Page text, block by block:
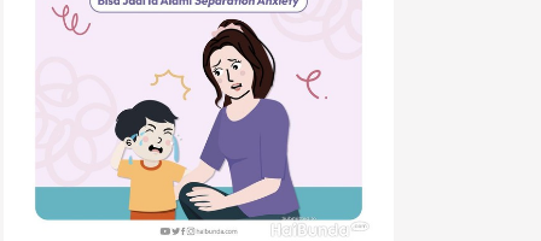
Negeri Usai Menikah, Intip
Terbarunya
Daguise Bersama Ayahanda
oleh Netizen